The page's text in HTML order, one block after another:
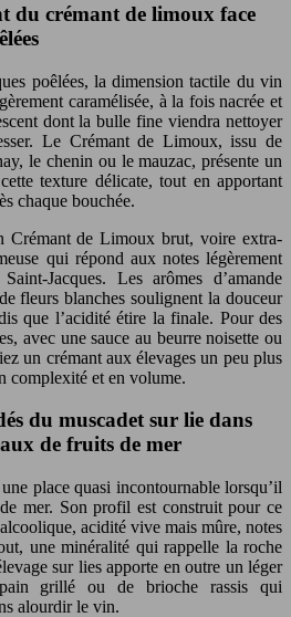
du crémant de limoux face
poêlées, la dimension tactile du vin
caramélisée, à la fois nacrée et
dont la bulle fine viendra nettoyer
Le Crémant de Limoux, issu de
le chenin ou le mauzac, présente un
texture délicate, tout en apportant
chaque bouchée.
Crémant de Limoux brut, voire extra-
qui répond aux notes légèrement
Jacques. Les arômes d’amande
fleurs blanches soulignent la douceur
que l’acidité étire la finale. Pour des
avec une sauce au beurre noisette ou
un crémant aux élevages un peu plus
complexité et en volume.
du muscadet sur lie dans
de fruits de mer
place quasi incontournable lorsqu’il
mer. Son profil est construit pour ce
acidité vive mais mûre, notes
une minéralité qui rappelle la roche
sur lies apporte en outre un léger
grillé ou de brioche rassis qui
alourdir le vin.